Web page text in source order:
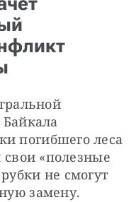
погибшего леса
свои «полезные
не смогут
замену.